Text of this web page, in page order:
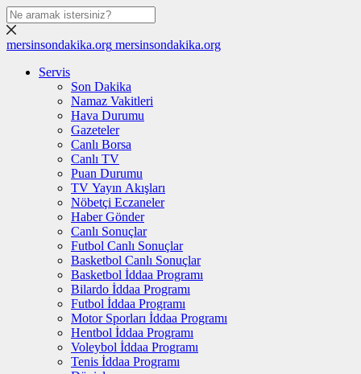
mersinsondakika.org mersinsondakika.org
Servis
Son Dakika
Namaz Vakitleri
Hava Durumu
Gazeteler
Canlı Borsa
Canlı TV
Puan Durumu
TV Yayın Akışları
Nöbetçi Eczaneler
Haber Gönder
Canlı Sonuçlar
Futbol Canlı Sonuçlar
Basketbol Canlı Sonuçlar
Basketbol İddaa Programı
Bilardo İddaa Programı
Futbol İddaa Programı
Motor Sporları İddaa Programı
Hentbol İddaa Programı
Voleybol İddaa Programı
Tenis İddaa Programı